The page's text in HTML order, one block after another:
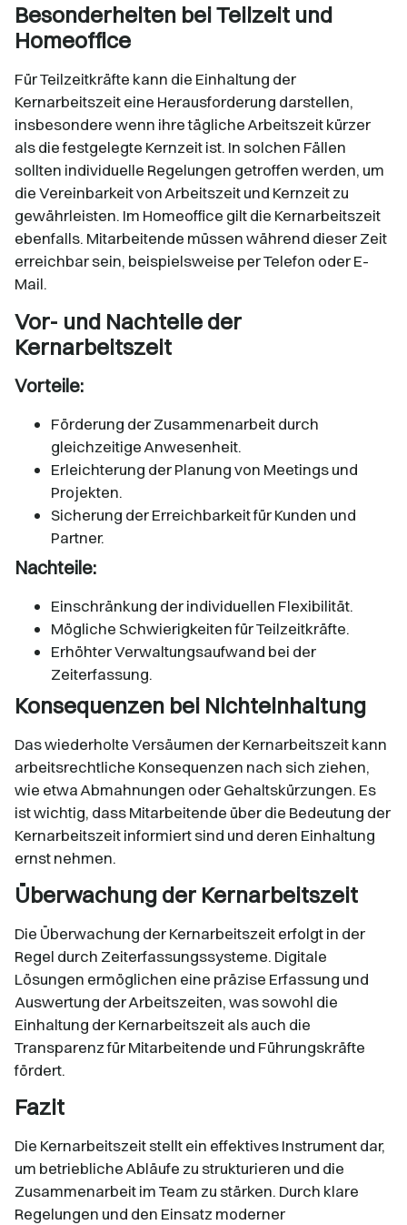
Besonderheiten bei Teilzeit und
Homeoffice
Für Teilzeitkräfte kann die Einhaltung der
Kernarbeitszeit eine Herausforderung darstellen,
insbesondere wenn ihre tägliche Arbeitszeit kürzer
als die festgelegte Kernzeit ist. In solchen Fällen
sollten individuelle Regelungen getroffen werden, um
die Vereinbarkeit von Arbeitszeit und Kernzeit zu
gewährleisten. Im Homeoffice gilt die Kernarbeitszeit
ebenfalls. Mitarbeitende müssen während dieser Zeit
erreichbar sein, beispielsweise per Telefon oder E-
Mail.​
Vor- und Nachteile der
Kernarbeitszeit
Vorteile:
Förderung der Zusammenarbeit durch
gleichzeitige Anwesenheit.​
Erleichterung der Planung von Meetings und
Projekten.​
Sicherung der Erreichbarkeit für Kunden und
Partner.​
Nachteile:
Einschränkung der individuellen Flexibilität.​
Mögliche Schwierigkeiten für Teilzeitkräfte.​
Erhöhter Verwaltungsaufwand bei der
Zeiterfassung.​
Konsequenzen bei Nichteinhaltung
Das wiederholte Versäumen der Kernarbeitszeit kann
arbeitsrechtliche Konsequenzen nach sich ziehen,
wie etwa Abmahnungen oder Gehaltskürzungen. Es
ist wichtig, dass Mitarbeitende über die Bedeutung der
Kernarbeitszeit informiert sind und deren Einhaltung
ernst nehmen.​
Überwachung der Kernarbeitszeit
Die Überwachung der Kernarbeitszeit erfolgt in der
Regel durch Zeiterfassungssysteme. Digitale
Lösungen ermöglichen eine präzise Erfassung und
Auswertung der Arbeitszeiten, was sowohl die
Einhaltung der Kernarbeitszeit als auch die
Transparenz für Mitarbeitende und Führungskräfte
fördert.​
Fazit
Die Kernarbeitszeit stellt ein effektives Instrument dar,
um betriebliche Abläufe zu strukturieren und die
Zusammenarbeit im Team zu stärken. Durch klare
Regelungen und den Einsatz moderner